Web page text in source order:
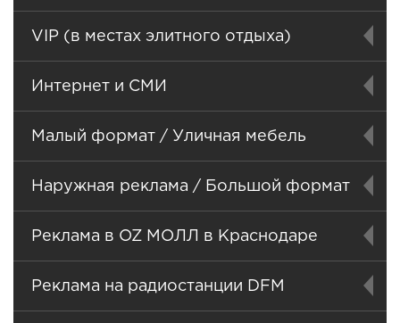
VIP (в местах элитного отдыха)
Интернет и СМИ
Малый формат / Уличная мебель
Наружная реклама / Большой формат
Реклама в OZ МОЛЛ в Краснодаре
Реклама на радиостанции DFM